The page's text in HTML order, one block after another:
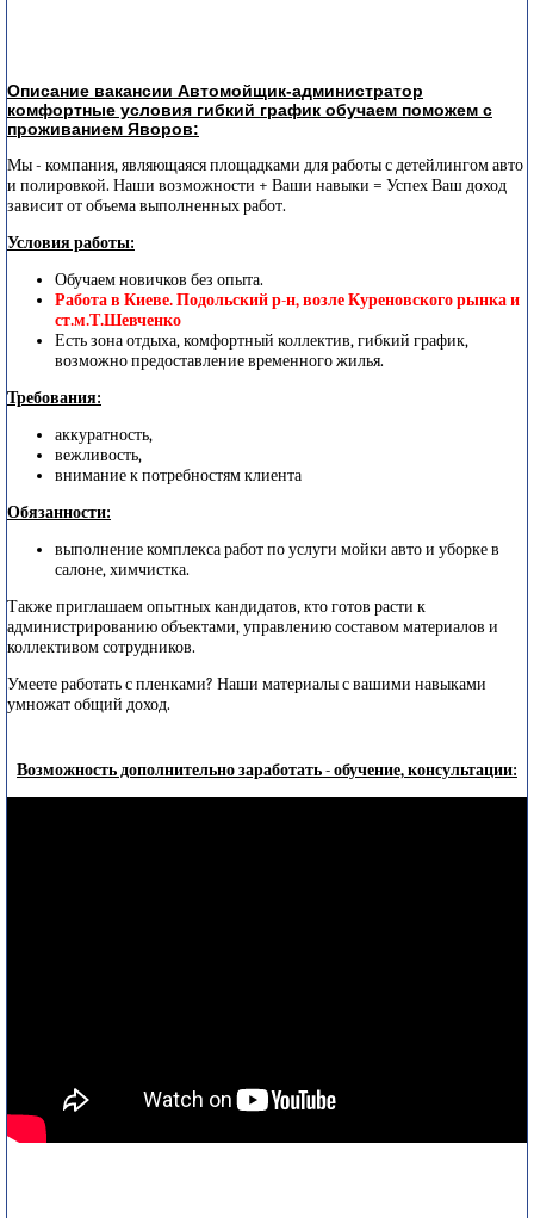
Описание вакансии Автомойщик-администратор
комфортные условия гибкий график обучаем поможем с
проживанием Яворов:
Мы - компания, являющаяся площадками для работы с детейлингом авто
и полировкой. Наши возможности + Ваши навыки = Успех Ваш доход
зависит от объема выполненных работ.
Условия работы:
Обучаем новичков без опыта.
Работа в Киеве. Подольский р-н, возле Куреновского рынка и
ст.м.Т.Шевченко
Есть зона отдыха, комфортный коллектив, гибкий график,
возможно предоставление временного жилья.
Требования:
аккуратность,
вежливость,
внимание к потребностям клиента
Обязанности:
выполнение комплекса работ по услуги мойки авто и уборке в
салоне, химчистка.
Также приглашаем опытных кандидатов, кто готов расти к
администрированию объектами, управлению составом материалов и
коллективом сотрудников.
Умеете работать с пленками? Наши материалы с вашими навыками
умножат общий доход.
Возможность дополнительно заработать - обучение, консультации: